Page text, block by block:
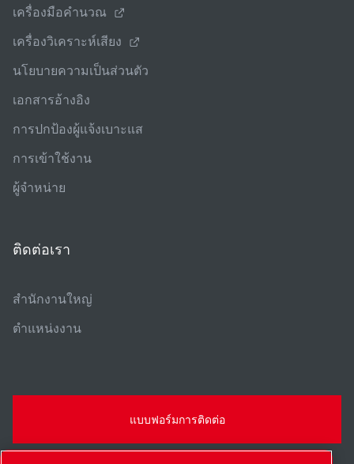
เครื่องมือคํานวณ
เครื่องวิเคราะห์เสียง
นโยบายความเป็นส่วนตัว
เอกสารอ้างอิง
การปกป้องผู้แจ้งเบาะแส
การเข้าใช้งาน
ผู้จําหน่าย
ติดต่อเรา
สํานักงานใหญ่
ตําแหน่งงาน
แบบฟอร์มการติดต่อ